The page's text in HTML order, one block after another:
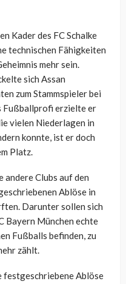
Kader des FC Schalke
technischen Fähigkeiten
mehr sein.
sich Assan
zum Stammspieler bei
Fußballprofi erzielte er
vielen Niederlagen in
konnte, ist er doch
Platz.
Clubs auf den
Ablöse in
Darunter sollen sich
Bayern München echte
Fußballs befinden, zu
zählt.
festgeschriebene Ablöse